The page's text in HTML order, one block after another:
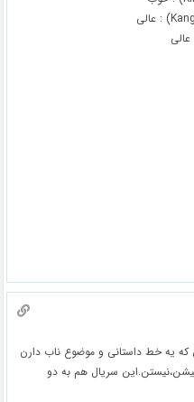
که یه خط داستانی و موضوع ناب دارن
سریال هم به دو